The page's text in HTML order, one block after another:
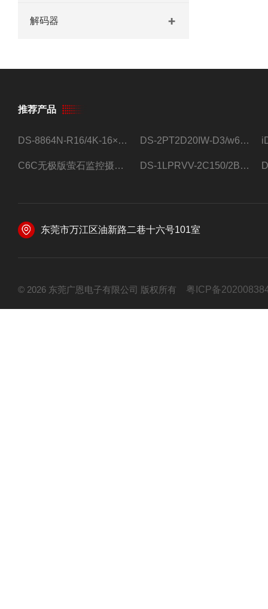
解码器
推荐产品
DS-8864N-R16/4K-16×4T/希捷16盘位录像机 DS-2PT2D20IW-D3/w64路高清硬盘录像机
C6C无极版萤石监控摄像头 DS-1LPRVV-2C150/2B监控室外夜视高清电源线护套线200米/卷
东莞市万江区油新路二巷十六号101室
© 2026 东莞广恩电子有限公司 版权所有 粤ICP备